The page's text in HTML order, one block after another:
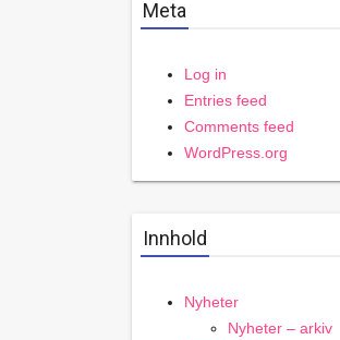
Meta
Log in
Entries feed
Comments feed
WordPress.org
Innhold
Nyheter
Nyheter – arkiv